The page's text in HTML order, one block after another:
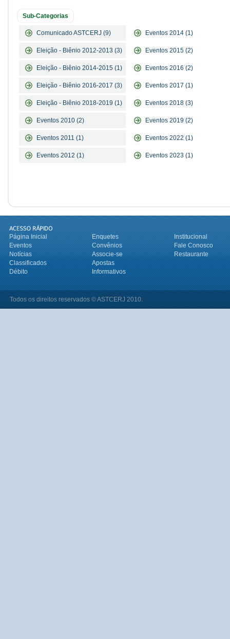
Sub-Categorias
Comunicado ASTCERJ (9) Eventos 2014 (1)
Eleição - Biênio 2012-2013 (3) Eventos 2015 (2)
Eleição - Biênio 2014-2015 (1) Eventos 2016 (2)
Eleição - Biênio 2016-2017 (3) Eventos 2017 (1)
Eleição - Biênio 2018-2019 (1) Eventos 2018 (3)
Eventos 2010 (2) Eventos 2019 (2)
Eventos 2011 (1) Eventos 2022 (1)
Eventos 2012 (1) Eventos 2023 (1)
Página Inicial Enquetes
Institucional
Eventos
Convênios
Fale Conosco
Notícias
Associe-se
Restaurante
Classificados
Apostas
Débito
Informativos
Todos os direitos reservados © ASTCERJ 2010.